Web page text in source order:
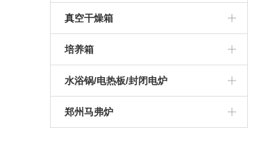
硅钼棒马弗炉
智能一体马弗炉
可编程高温炉
实验室高温炉
硅碳棒箱式电阻炉
可编程箱式电阻炉
实验室箱式电阻炉
1000度箱式电阻炉
1200度陶瓷纤维马弗炉
1400度陶瓷纤维马弗炉
1600度陶瓷纤维马弗炉
1700度陶瓷纤维马弗炉
真空气氛炉
箱式真空气氛炉
高温箱式真空气氛炉
真空管式炉
气氛管式炉
管式实验炉
实验室管式炉
坩埚电阻炉
真空井式炉
电加热坩埚炉
真空干燥箱
真空烘箱
培养箱
电热恒温干燥培养箱
恒温培养箱
水浴锅/电热板/封闭电炉
电热板
郑州马弗炉